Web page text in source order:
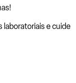
laboratoriais e cuide